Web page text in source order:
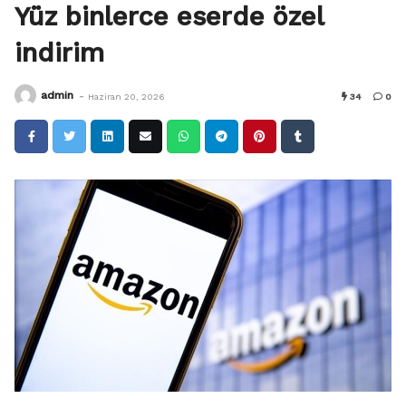
Yüz binlerce eserde özel
indirim
admin - Haziran 20, 2026 34 0